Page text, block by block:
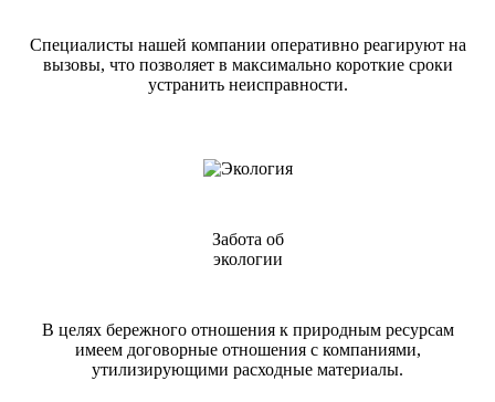
Специалисты нашей компании оперативно реагируют на
вызовы, что позволяет в максимально короткие сроки
устранить неисправности.
Забота об
экологии
В целях бережного отношения к природным ресурсам
имеем договорные отношения с компаниями,
утилизирующими расходные материалы.